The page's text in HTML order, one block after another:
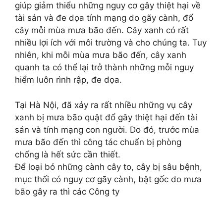
giúp giảm thiểu những nguy cơ gây thiệt hại về
tài sản và đe dọa tính mạng do gãy cành, đổ
cây mỗi mùa mưa bão đến. Cây xanh có rất
nhiều lợi ích với môi trường và cho chúng ta. Tuy
nhiên, khi mỗi mùa mưa bão đến, cây xanh
quanh ta có thể lại trở thành những mỗi nguy
hiểm luôn rình rập, đe dọa.
Tại Hà Nội, đã xảy ra rất nhiều những vụ cây
xanh bị mưa bão quật đổ gây thiệt hại đến tài
sản và tính mạng con người. Do đó, trước mùa
mưa bão đến thì công tác chuẩn bị phòng
chống là hết sức cần thiết.
Để loại bỏ những cành cây to, cây bị sâu bệnh,
mục thối có nguy cơ gãy cành, bật gốc do mưa
bão gây ra thì các Công ty